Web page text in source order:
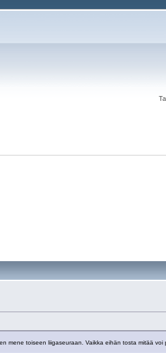
mene toiseen liigaseuraan. Vaikka eihän tosta mitää